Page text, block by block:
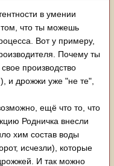
в умении
что ты можешь
Вот у примеру,
Почему ты
производство
и дрожжи уже "не те",
ещё что то, что
Родничка внесли
хим состав воды
исчезли), которые
И так можно